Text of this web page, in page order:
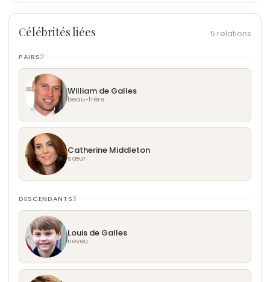
Célébrités liées 5 relations
PAIRS2
William de Galles
beau-frère
Catherine Middleton
sœur
DESCENDANTS3
Louis de Galles
neveu